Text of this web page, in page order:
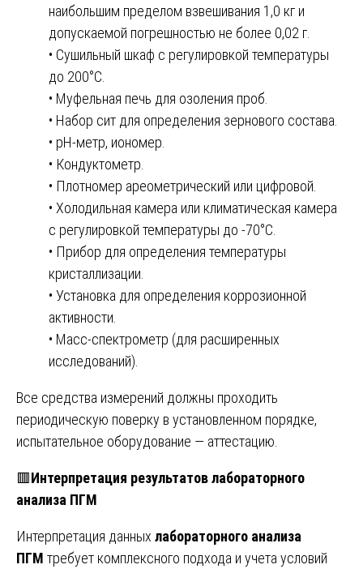
наибольшим пределом взвешивания 1,0 кг и
допускаемой погрешностью не более 0,02 г.
• Сушильный шкаф с регулировкой температуры
до 200°С.
• Муфельная печь для озоления проб.
• Набор сит для определения зернового состава.
• рН-метр, иономер.
• Кондуктометр.
• Плотномер ареометрический или цифровой.
• Холодильная камера или климатическая камера
с регулировкой температуры до -70°С.
• Прибор для определения температуры
кристаллизации.
• Установка для определения коррозионной
активности.
• Масс-спектрометр (для расширенных
исследований).
Все средства измерений должны проходить
периодическую поверку в установленном порядке,
испытательное оборудование — аттестацию.
🟥Интерпретация результатов лабораторного
анализа ПГМ
Интерпретация данных лабораторного анализа
ПГМ требует комплексного подхода и учета условий